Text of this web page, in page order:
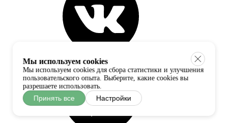
Мы используем cookies
Мы используем cookies для сбора статистики и улучшения
пользовательского опыта. Выберите, какие cookies вы
разрешаете использовать.
Принять все Настройки